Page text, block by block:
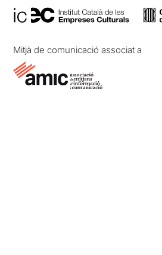
Mitjà de comunicació associat a